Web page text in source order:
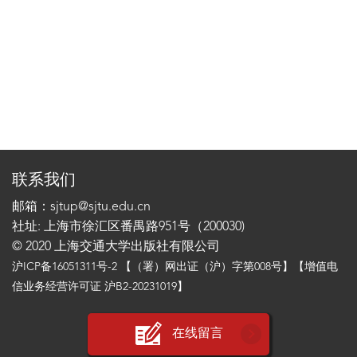
联系我们
邮箱：sjtup@sjtu.edu.cn
社址: 上海市徐汇区番禺路951号（200030)
© 2020 上海交通大学出版社有限公司
沪ICP备16051311号-2 【（署）网出证（沪）字第008号】【增值电
信业务经营许可证 沪B2-20231019】
在线留言